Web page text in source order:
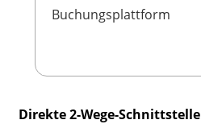
Buchungsplattform
Direkte 2-Wege-Schnittstelle